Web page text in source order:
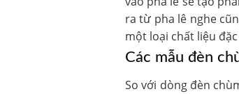
ra từ pha lê nghe
một loại chất liệu
Các mẫu đèn
So với dòng đèn